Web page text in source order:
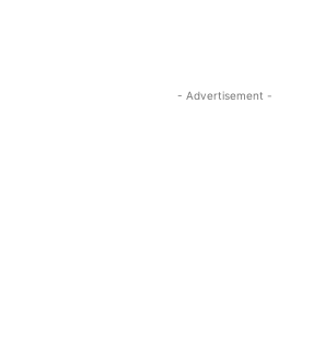
- Advertisement -